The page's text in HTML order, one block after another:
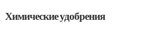
Химические удобрения